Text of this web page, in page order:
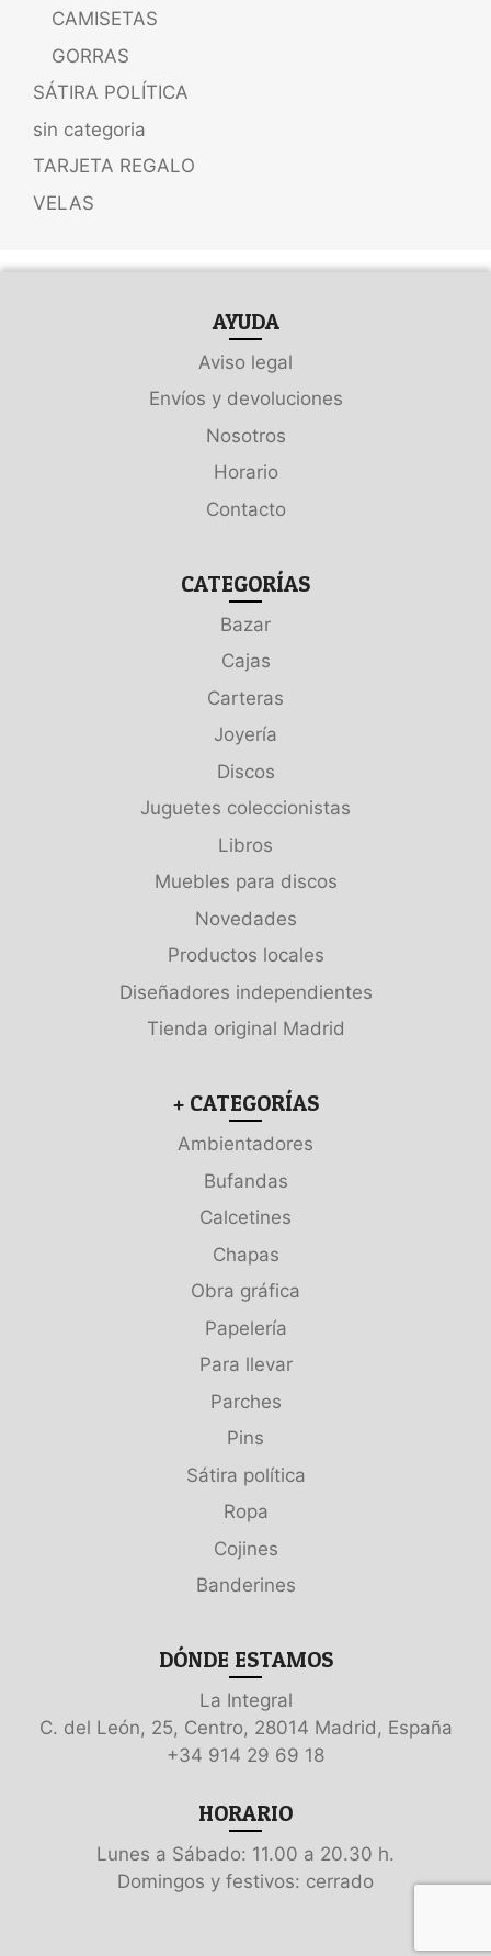
CAMISETAS
GORRAS
SÁTIRA POLÍTICA
sin categoria
TARJETA REGALO
VELAS
AYUDA
Aviso legal
Envíos y devoluciones
Nosotros
Horario
Contacto
CATEGORÍAS
Bazar
Cajas
Carteras
Joyería
Discos
Juguetes coleccionistas
Libros
Muebles para discos
Novedades
Productos locales
Diseñadores independientes
Tienda original Madrid
+ CATEGORÍAS
Ambientadores
Bufandas
Calcetines
Chapas
Obra gráfica
Papelería
Para llevar
Parches
Pins
Sátira política
Ropa
Cojines
Banderines
DÓNDE ESTAMOS
La Integral
C. del León, 25, Centro, 28014 Madrid, España
+34 914 29 69 18
HORARIO
Lunes a Sábado: 11.00 a 20.30 h.
Domingos y festivos: cerrado